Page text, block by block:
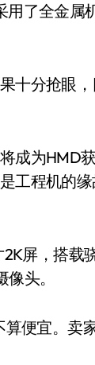
了全金属
十分抢眼
成为HMD
工程机的
屏，搭载
头。
便宜。卖